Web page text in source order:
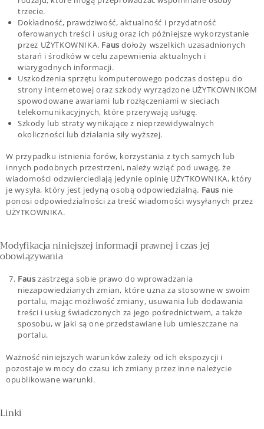
trzecie.
Dokładność, prawdziwość, aktualność i przydatność
oferowanych treści i usług oraz ich późniejsze wykorzystanie
przez UŻYTKOWNIKA. Faus dołoży wszelkich uzasadnionych
starań i środków w celu zapewnienia aktualnych i
wiarygodnych informacji.
Uszkodzenia sprzętu komputerowego podczas dostępu do
strony internetowej oraz szkody wyrządzone UŻYTKOWNIKOM
spowodowane awariami lub rozłączeniami w sieciach
telekomunikacyjnych, które przerywają usługę.
Szkody lub straty wynikające z nieprzewidywalnych
okoliczności lub działania siły wyższej.
W przypadku istnienia forów, korzystania z tych samych lub
innych podobnych przestrzeni, należy wziąć pod uwagę, że
wiadomości odzwierciedlają jedynie opinię UŻYTKOWNIKA, który
je wysyła, który jest jedyną osobą odpowiedzialną. Faus nie
ponosi odpowiedzialności za treść wiadomości wysyłanych przez
UŻYTKOWNIKA.
Modyfikacja niniejszej informacji prawnej i czas jej
obowiązywania
Faus zastrzega sobie prawo do wprowadzania
niezapowiedzianych zmian, które uzna za stosowne w swoim
portalu, mając możliwość zmiany, usuwania lub dodawania
treści i usług świadczonych za jego pośrednictwem, a także
sposobu, w jaki są one przedstawiane lub umieszczane na
portalu.
Ważność niniejszych warunków zależy od ich ekspozycji i
pozostaje w mocy do czasu ich zmiany przez inne należycie
opublikowane warunki.
Linki